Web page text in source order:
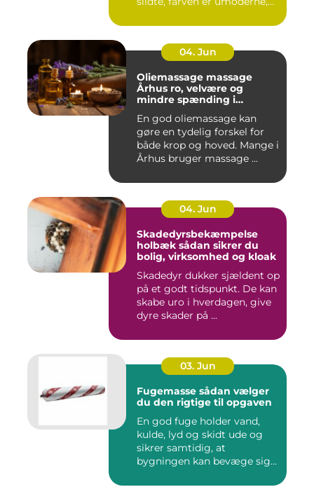
04. Jun
Oliemassage massage
Århus ro, velvære og
mindre spænding i
En god oliemassage kan
gøre en tydelig forskel for
både krop og hoved. Mange i
Århus bruger massage ...
04. Jun
Skadedyrsbekæmpelse
holbæk sådan sikrer du
bolig, virksomhed og kloak
Skadedyr dukker sjældent op
på et godt tidspunkt. De kan
skabe uro i hverdagen, give
dyre skader på ...
03. Jun
Fugemasse sådan vælger
du den rigtige til opgaven
En god fuge holder vand,
kulde, lyd og skidt ude og
sikrer samtidig, at
bygningen kan bevæge sig